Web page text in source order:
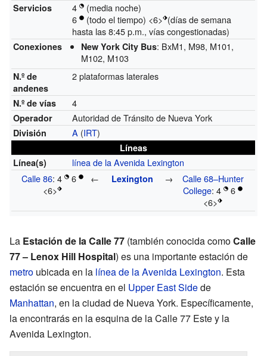
Servicios 4
(media noche)
6
(todo el tiempo) <6> (días de semana
hasta las 8:45 p.m., vías congestionadas)
Conexiones New York City Bus: BxM1, M98, M101,
M102, M103
N.º de
andenes
2 plataformas laterales
N.º de vías 4
Operador Autoridad de Tránsito de Nueva York
División A (IRT)
Líneas
Línea(s)
línea de la Avenida Lexington
Calle 86: 4 6
<6>
← Lexington →
Calle 68–Hunter
College: 4 6
<6>
La Estación de la Calle 77 (también conocida comoCalle
77 – Lenox Hill Hospital) es una importante estación de
metro ubicada en la línea de la Avenida Lexington. Esta
estación se encuentra en el Upper East Sidede
Manhattan, en la ciudad de Nueva York. Específicamente,
la encontrarás en la esquina de la Calle 77 Este y la
Avenida Lexington.